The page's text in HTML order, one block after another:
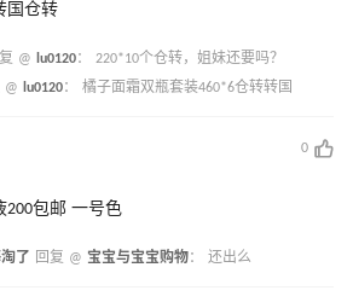
国仓转
@ lu0120： 220*10个仓转，姐妹还要吗？
@ lu0120： 橘子面霜双瓶套装460*6仓转转国
0
200包邮 一号色
了 回复 @ 宝宝与宝宝购物： 还出么